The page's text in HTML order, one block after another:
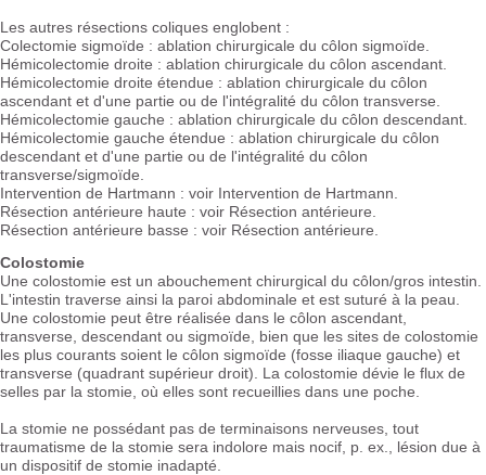
Les autres résections coliques englobent :
Colectomie sigmoïde : ablation chirurgicale du côlon sigmoïde.
Hémicolectomie droite : ablation chirurgicale du côlon ascendant.
Hémicolectomie droite étendue : ablation chirurgicale du côlon
ascendant et d'une partie ou de l'intégralité du côlon transverse.
Hémicolectomie gauche : ablation chirurgicale du côlon descendant.
Hémicolectomie gauche étendue : ablation chirurgicale du côlon
descendant et d'une partie ou de l'intégralité du côlon
transverse/sigmoïde.
Intervention de Hartmann : voir Intervention de Hartmann.
Résection antérieure haute : voir Résection antérieure.
Résection antérieure basse : voir Résection antérieure.
Colostomie
Une colostomie est un abouchement chirurgical du côlon/gros intestin.
L'intestin traverse ainsi la paroi abdominale et est suturé à la peau.
Une colostomie peut être réalisée dans le côlon ascendant,
transverse, descendant ou sigmoïde, bien que les sites de colostomie
les plus courants soient le côlon sigmoïde (fosse iliaque gauche) et
transverse (quadrant supérieur droit). La colostomie dévie le flux de
selles par la stomie, où elles sont recueillies dans une poche.
La stomie ne possédant pas de terminaisons nerveuses, tout
traumatisme de la stomie sera indolore mais nocif, p. ex., lésion due à
un dispositif de stomie inadapté.